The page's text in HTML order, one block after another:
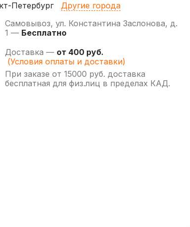
Петербург
Другие города
Самовывоз, ул. Константина Заслонова, д.
1 — Бесплатно
Доставка — от 400 руб.
(Условия оплаты и доставки)
При заказе от 15000 руб. доставка
бесплатная для физ.лиц в пределах КАД.